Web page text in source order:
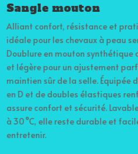
Sangle mouton
Alliant confort, résistance et
idéale pour les chevaux à peau
Doublure en mouton synthétique
et légère pour un ajustement
maintien sûr de la selle. Équipée de
en D et de doubles élastiques
assure confort et sécurité. Lavable
à 30 °C, elle reste durable et facile à
entretenir.